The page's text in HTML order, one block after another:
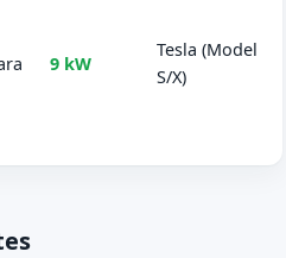
9 kW
Tesla (Model
S/X)